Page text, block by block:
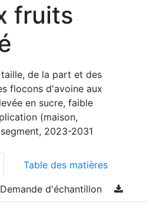
fruits
de la part et des
flocons d'avoine aux
en sucre, faible
(maison,
2023-2031
Table des matières
Demande d'échantillon